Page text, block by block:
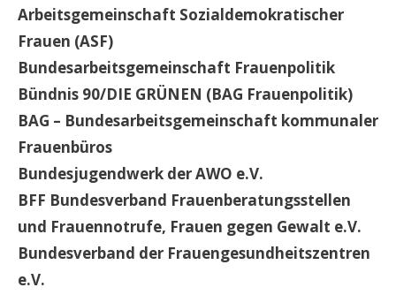
Arbeitsgemeinschaft Sozialdemokratischer
Frauen (ASF)
Bundesarbeitsgemeinschaft Frauenpolitik
Bündnis 90/DIE GRÜNEN (BAG Frauenpolitik)
BAG – Bundesarbeitsgemeinschaft kommunaler
Frauenbüros
Bundesjugendwerk der AWO e.V.
BFF Bundesverband Frauenberatungsstellen
und Frauennotrufe, Frauen gegen Gewalt e.V.
Bundesverband der Frauengesundheitszentren
e.V.